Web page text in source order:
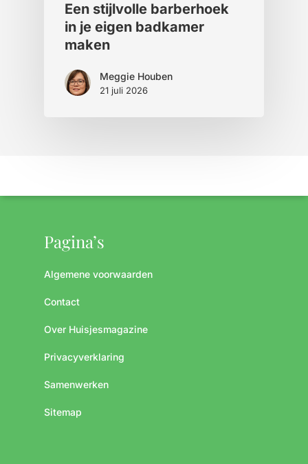
Een stijlvolle barberhoek
in je eigen badkamer
maken
Meggie Houben
21 juli 2026
Pagina’s
Algemene voorwaarden
Contact
Over Huisjesmagazine
Privacyverklaring
Samenwerken
Sitemap